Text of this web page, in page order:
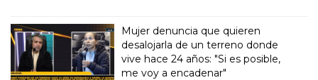
Mujer denuncia que quieren
desalojarla de un terreno donde
vive hace 24 años: "Si es posible,
me voy a encadenar"